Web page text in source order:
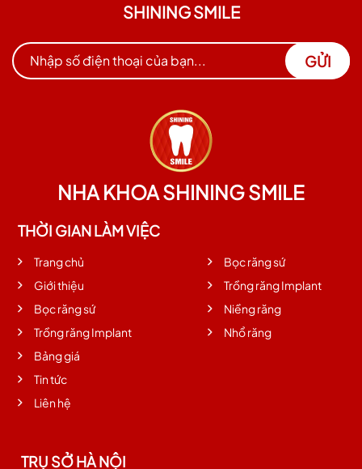
SHINING SMILE
GỬI
NHA KHOA SHINING SMILE
THỜI GIAN LÀM VIỆC
Trang chủ
Giới thiệu
Bọc răng sứ
Trồng răng Implant
Bảng giá
Tin tức
Liên hệ
Bọc răng sứ
Trồng răng Implant
Niềng răng
Nhổ răng
TRỤ SỞ HÀ NỘI